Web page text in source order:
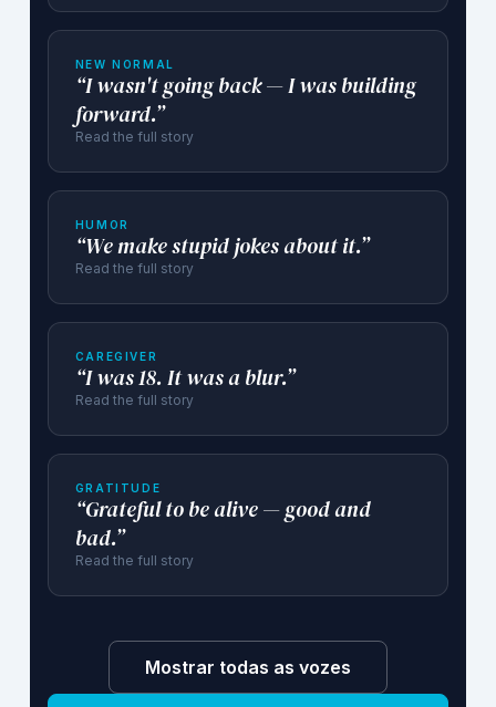
NEW NORMAL
“I wasn't going back — I was building
forward.”
Read the full story
HUMOR
“We make stupid jokes about it.”
Read the full story
CAREGIVER
“I was 18. It was a blur.”
Read the full story
GRATITUDE
“Grateful to be alive — good and
bad.”
Read the full story
Mostrar todas as vozes